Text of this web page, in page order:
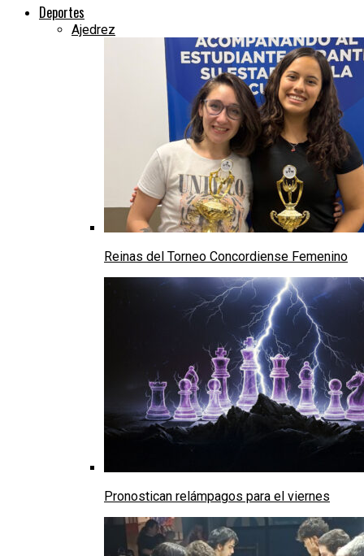
Deportes
Ajedrez
Reinas del Torneo Concordiense Femenino
Pronostican relámpagos para el viernes